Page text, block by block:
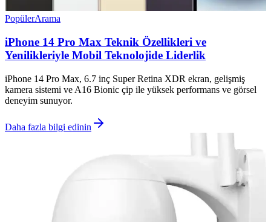
PopülerArama
iPhone 14 Pro Max Teknik Özellikleri ve
Yenilikleriyle Mobil Teknolojide Liderlik
iPhone 14 Pro Max, 6.7 inç Super Retina XDR ekran, gelişmiş
kamera sistemi ve A16 Bionic çip ile yüksek performans ve görsel
deneyim sunuyor.
Daha fazla bilgi edinin